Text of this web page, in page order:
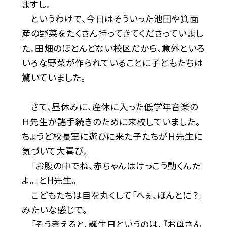
ますし。
というわけで、今日はそういった池田や箕面
産の野菜をたくさん持ってきてくださっていまし
た。田畑のほとんどない校区だから、意外といろ
いろな野菜が作られていることに子どもたちは
驚いていました。
さて、昼休みに、産休に入った低学年音楽の
Ｈ先生が諸手続きのために来校していました。
ちょうど校長室に遊びに来た子たちがＨ先生に
気づいて大喜び。
「お腹の中でね、赤ちゃんはけっこう動くんだ
よ。」とH先生。
こどもたちは目を丸くして「へぇ、ほんとに？」
みたいな感じで。
「そう考えると、誕生日というのは、『お母さん